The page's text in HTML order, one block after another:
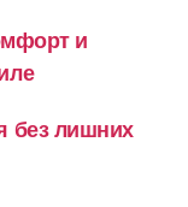
и
без лишних